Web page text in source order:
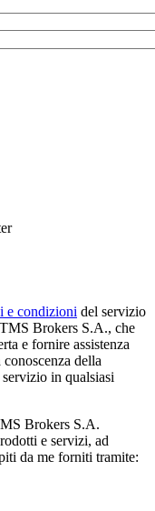
e condizioni del servizio
Brokers S.A., che
e fornire assistenza
della
in qualsiasi
Brokers S.A.
e servizi, ad
da me forniti tramite: